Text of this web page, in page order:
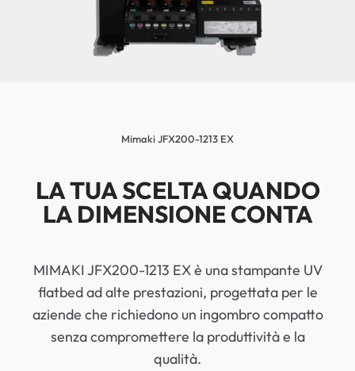
Mimaki JFX200-1213 EX
LA TUA SCELTA QUANDO
LA DIMENSIONE CONTA
MIMAKI JFX200-1213 EX è una stampante UV
flatbed ad alte prestazioni, progettata per le
aziende che richiedono un ingombro compatto
senza compromettere la produttività e la
qualità.